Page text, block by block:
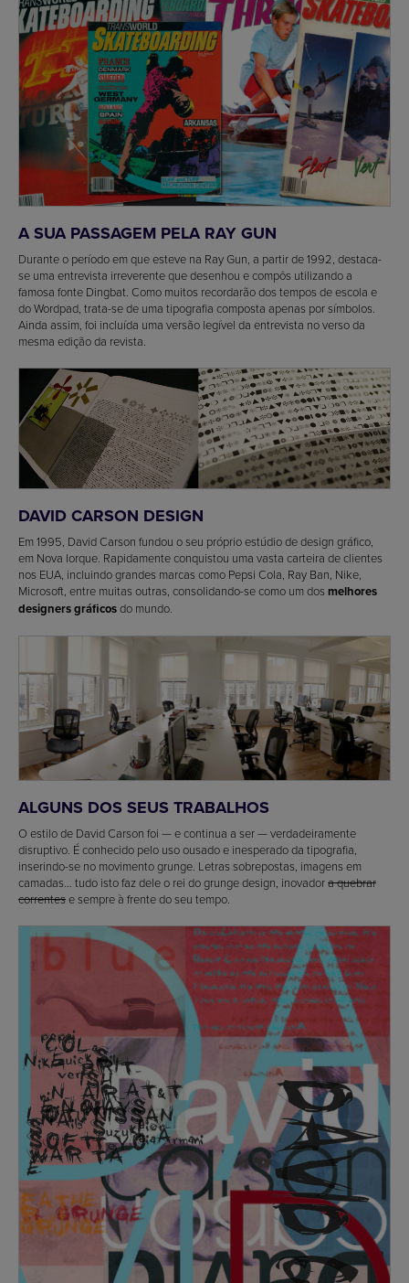
A SUA PASSAGEM PELA RAY GUN
Durante o período em que esteve na Ray Gun, a partir de 1992, destaca-
se uma entrevista irreverente que desenhou e compôs utilizando a
famosa fonte Dingbat. Como muitos recordarão dos tempos de escola e
do Wordpad, trata-se de uma tipografia composta apenas por símbolos.
Ainda assim, foi incluída uma versão legível da entrevista no verso da
mesma edição da revista.
DAVID CARSON DESIGN
Em 1995, David Carson fundou o seu próprio estúdio de design gráfico,
em Nova Iorque. Rapidamente conquistou uma vasta carteira de clientes
nos EUA, incluindo grandes marcas como Pepsi Cola, Ray Ban, Nike,
Microsoft, entre muitas outras, consolidando-se como um dos melhores
designers gráficosdo mundo.
ALGUNS DOS SEUS TRABALHOS
O estilo de David Carson foi — e continua a ser — verdadeiramente
disruptivo. É conhecido pelo uso ousado e inesperado da tipografia,
inserindo-se no movimento grunge. Letras sobrepostas, imagens em
camadas… tudo isto faz dele o rei do grunge design, inovadora quebrar
correntese sempre à frente do seu tempo.